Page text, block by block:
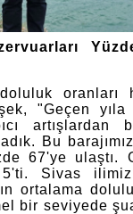
oranları
"Geçen yıla
artışlardan
Bu
67'ye ulaştı.
Sivas
ortalama
bir seviyede